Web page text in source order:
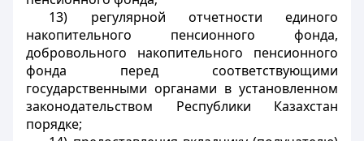
13) регулярной отчетности единого
накопительного пенсионного фонда,
добровольного накопительного пенсионного
фонда перед соответствующими
государственными органами в установленном
законодательством Республики Казахстан
порядке;